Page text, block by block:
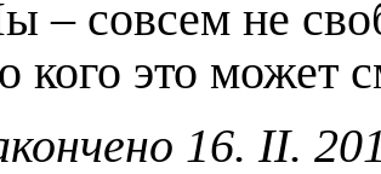
– совсем не
кого это может
16. II.